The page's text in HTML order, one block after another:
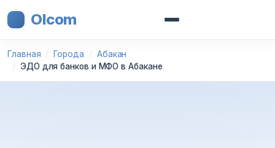
Olcom
Главная Города
Абакан
ЭДО для банков и МФО в Абакане